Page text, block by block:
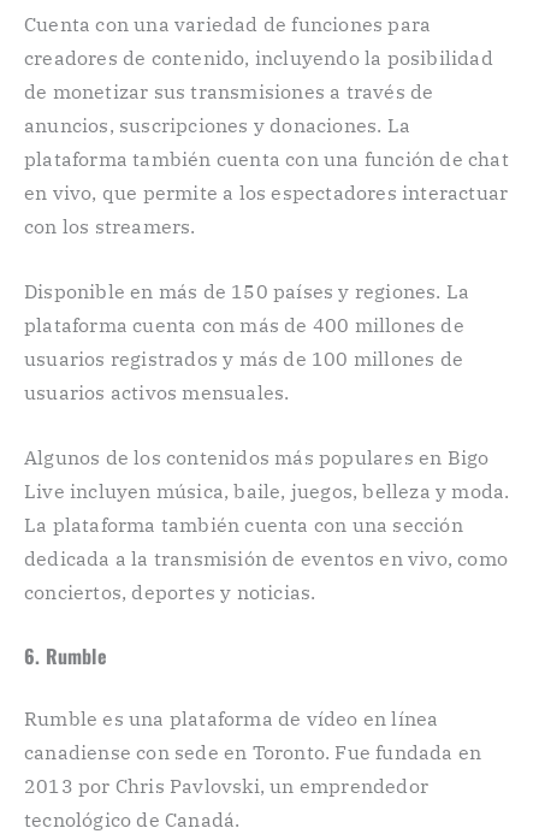
Cuenta con una variedad de funciones para
creadores de contenido, incluyendo la posibilidad
de monetizar sus transmisiones a través de
anuncios, suscripciones y donaciones. La
plataforma también cuenta con una función de chat
en vivo, que permite a los espectadores interactuar
con los streamers.
Disponible en más de 150 países y regiones. La
plataforma cuenta con más de 400 millones de
usuarios registrados y más de 100 millones de
usuarios activos mensuales.
Algunos de los contenidos más populares en Bigo
Live incluyen música, baile, juegos, belleza y moda.
La plataforma también cuenta con una sección
dedicada a la transmisión de eventos en vivo, como
conciertos, deportes y noticias.
6. Rumble
Rumble es una plataforma de vídeo en línea
canadiense con sede en Toronto. Fue fundada en
2013 por Chris Pavlovski, un emprendedor
tecnológico de Canadá.